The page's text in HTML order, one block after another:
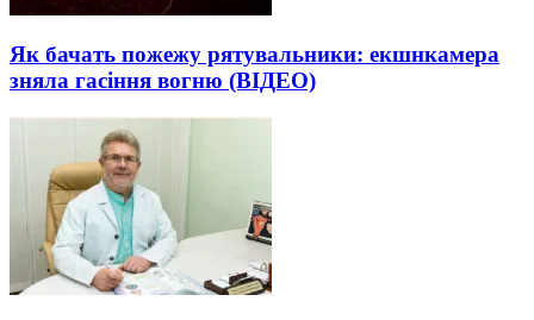
Як бачать пожежу рятувальники: екшнкамера
зняла гасіння вогню (ВІДЕО)